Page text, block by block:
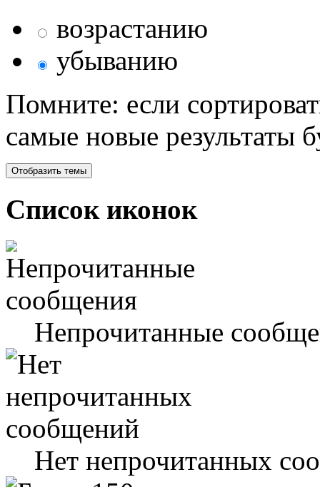
возрастанию
убыванию
Помните: если
самые новые результаты
Список иконок
Непрочитанные
Нет непрочитанных